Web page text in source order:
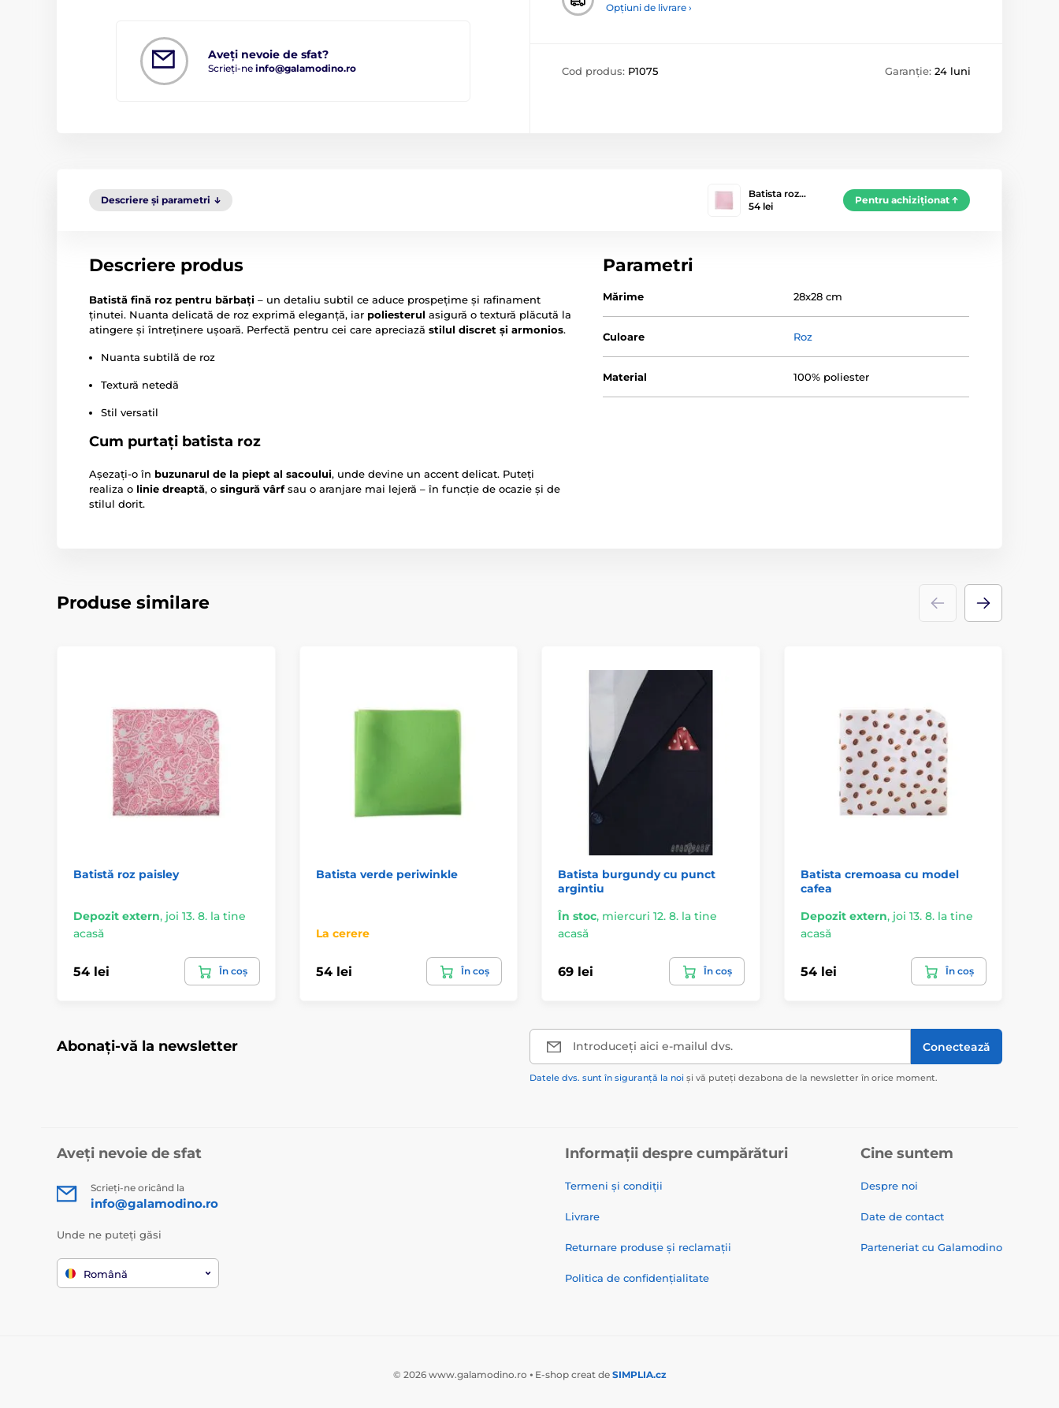
Aveți nevoie de sfat?
Scrieți-ne info@galamodino.ro
Opțiuni de livrare ›
Cod produs: P1075 Garanție: 24 luni
Descriere și parametri
Batista roz…
54 lei
Pentru achiziționat
Descriere produs
Batistă fină roz pentru bărbați – un detaliu subtil ce aduce prospețime și rafinament
ținutei. Nuanta delicată de roz exprimă eleganță, iar poliesterul asigură o textură plăcută la
atingere și întreținere ușoară. Perfectă pentru cei care apreciază stilul discret și armonios.
Nuanta subtilă de roz
Textură netedă
Stil versatil
Cum purtați batista roz
Așezați-o în buzunarul de la piept al sacoului, unde devine un accent delicat. Puteți
realiza o linie dreaptă, o singură vârfsau o aranjare mai lejeră – în funcție de ocazie și de
stilul dorit.
Parametri
Mărime 28x28 cm
Culoare Roz
Material 100% poliester
Produse similare
Batistă roz paisley
Depozit extern, joi 13. 8. la tine
acasă
54 lei În coș
Batista verde periwinkle
La cerere
54 lei În coș
Batista burgundy cu punct
argintiu
În stoc, miercuri 12. 8. la tine
acasă
69 lei În coș
Batista cremoasa cu model
cafea
Depozit extern, joi 13. 8. la tine
acasă
54 lei În coș
Abonați-vă la newsletter Introduceți aici e-mailul dvs. Conectează
Datele dvs. sunt în siguranță la noi și vă puteți dezabona de la newsletter în orice moment.
Aveți nevoie de sfat
Scrieți-ne oricând la
info@galamodino.ro
Unde ne puteți găsi
Română
Informații despre cumpărături
Termeni și condiții
Livrare
Returnare produse și reclamații
Politica de confidențialitate
Cine suntem
Despre noi
Date de contact
Parteneriat cu Galamodino
© 2026 www.galamodino.ro ⦁ E-shop creat de SIMPLIA.cz